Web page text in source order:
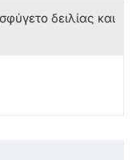
δειλίας και